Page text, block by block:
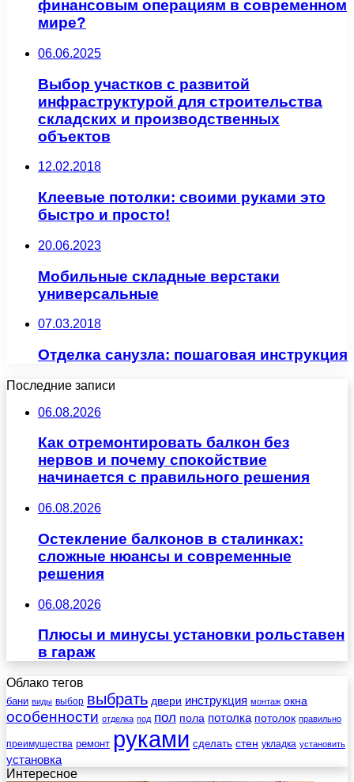
финансовым операциям в современном
мире?
06.06.2025
Выбор участков с развитой
инфраструктурой для строительства
складских и производственных
объектов
12.02.2018
Клеевые потолки: своими руками это
быстро и просто!
20.06.2023
Мобильные складные верстаки
универсальные
07.03.2018
Отделка санузла: пошаговая инструкция
Последние записи
06.08.2026
Как отремонтировать балкон без
нервов и почему спокойствие
начинается с правильного решения
06.08.2026
Остекление балконов в сталинках:
сложные нюансы и современные
решения
06.08.2026
Плюсы и минусы установки рольставен
в гараж
Облако тегов
бани виды выбор выбрать двери инструкция монтаж окна
особенности отделка под пол пола потолка потолок правильно
преимущества ремонт руками сделать стен укладка установить
установка
Интересное